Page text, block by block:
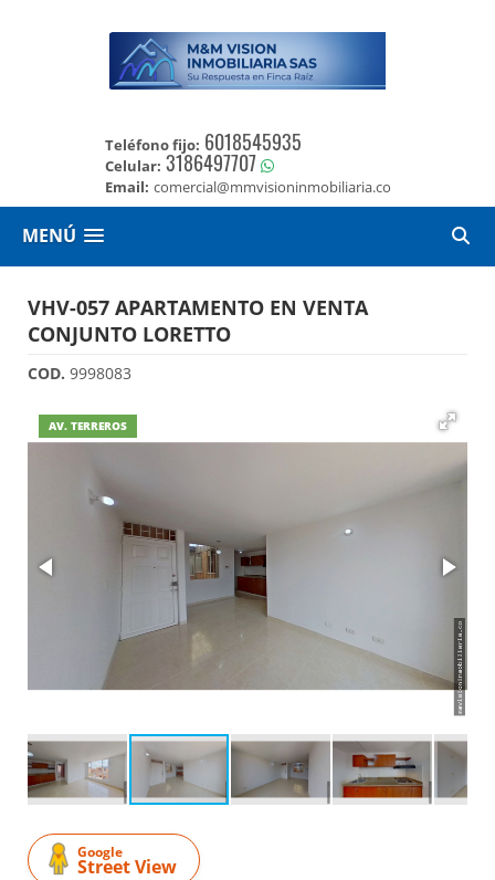
Teléfono fijo: 6018545935
Celular: 3186497707
Email: comercial@mmvisioninmobiliaria.co
MENÚ
VHV-057 APARTAMENTO EN VENTA
CONJUNTO LORETTO
COD. 9998083
AV. TERREROS
Google
Street View